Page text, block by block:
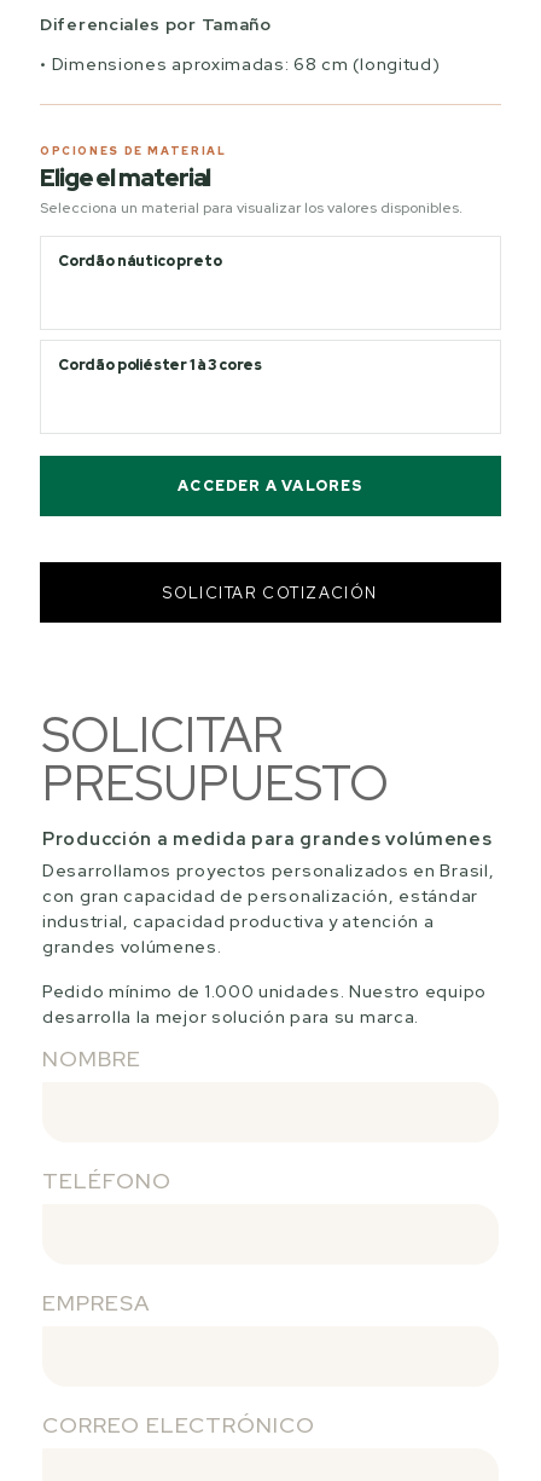
Diferenciales por Tamaño
Dimensiones aproximadas: 68 cm (longitud)
OPCIONES DE MATERIAL
Elige el material
Selecciona un material para visualizar los valores disponibles.
Cordão náutico preto
Cordão poliéster 1 à 3 cores
ACCEDER A VALORES
SOLICITAR COTIZACIÓN
SOLICITAR
PRESUPUESTO
Producción a medida para grandes volúmenes
Desarrollamos proyectos personalizados en Brasil,
con gran capacidad de personalización, estándar
industrial, capacidad productiva y atención a
grandes volúmenes.
Pedido mínimo de 1.000 unidades. Nuestro equipo
desarrolla la mejor solución para su marca.
NOMBRE
TELÉFONO
EMPRESA
CORREO ELECTRÓNICO